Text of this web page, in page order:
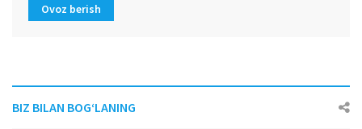
Ovoz berish
BIZ BILAN BOG‘LANING